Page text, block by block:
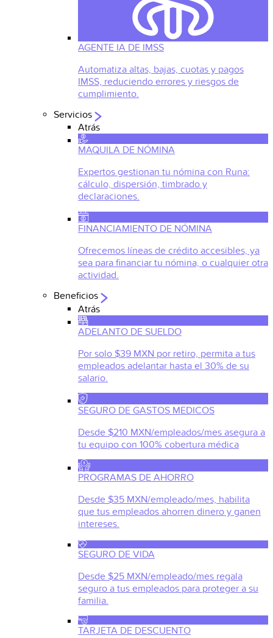
AGENTE IA DE IMSS
Automatiza altas, bajas, cuotas y pagos
IMSS, reduciendo errores y riesgos de
cumplimiento.
Servicios
Atrás
MAQUILA DE NÓMINA
Expertos gestionan tu nómina con Runa:
cálculo, dispersión, timbrado y
declaraciones.
FINANCIAMIENTO DE NÓMINA
Ofrecemos líneas de crédito accesibles, ya
sea para financiar tu nómina, o cualquier otra
actividad.
Beneficios
Atrás
ADELANTO DE SUELDO
Por solo $39 MXN por retiro, permita a tus
empleados adelantar hasta el 30% de su
salario.
SEGURO DE GASTOS MEDICOS
Desde $210 MXN/empleados/mes asegura a
tu equipo con 100% cobertura médica
PROGRAMAS DE AHORRO
Desde $35 MXN/empleado/mes, habilita
que tus empleados ahorren dinero y ganen
intereses.
SEGURO DE VIDA
Desde $25 MXN/empleado/mes regala
seguro a tus empleados para proteger a su
familia.
TARJETA DE DESCUENTO